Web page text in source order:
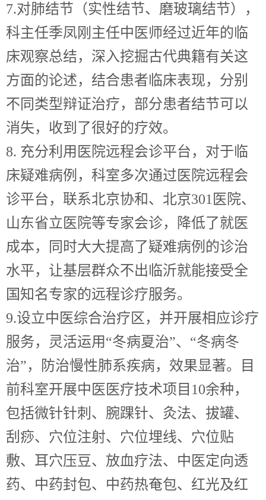
7.对肺结节（实性结节、磨玻璃结节），
科主任季凤刚主任中医师经过近年的临
床观察总结，深入挖掘古代典籍有关这
方面的论述，结合患者临床表现，分别
不同类型辩证治疗，部分患者结节可以
消失，收到了很好的疗效。
8. 充分利用医院远程会诊平台，对于临
床疑难病例，科室多次通过医院远程会
诊平台，联系北京协和、北京301医院、
山东省立医院等专家会诊，降低了就医
成本，同时大大提高了疑难病例的诊治
水平，让基层群众不出临沂就能接受全
国知名专家的远程诊疗服务。
9.设立中医综合治疗区，并开展相应诊疗
服务，灵活运用“冬病夏治”、“冬病冬
治”，防治慢性肺系疾病，效果显著。目
前科室开展中医医疗技术项目10余种，
包括微针针刺、腕踝针、灸法、拔罐、
刮痧、穴位注射、穴位埋线、穴位贴
敷、耳穴压豆、放血疗法、中医定向透
药、中药封包、中药热奄包、红光及红